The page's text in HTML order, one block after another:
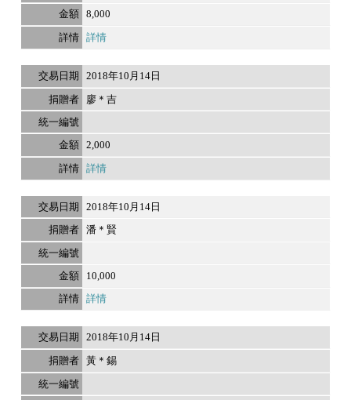
8,000
詳情
2018年10月14日
廖＊吉
2,000
詳情
2018年10月14日
潘＊賢
10,000
詳情
2018年10月14日
黃＊錫